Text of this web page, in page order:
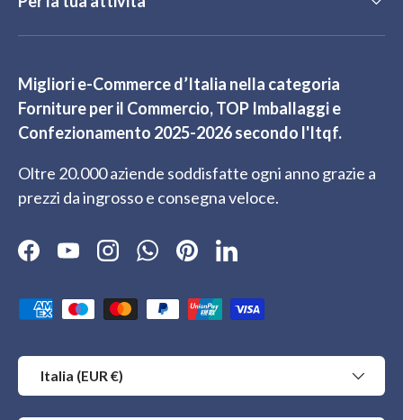
Migliori e-Commerce d’Italia nella categoria
Forniture per il Commercio, TOP Imballaggi e
Confezionamento 2025-2026 secondo l'Itqf.
Oltre 20.000 aziende soddisfatte ogni anno grazie a
prezzi da ingrosso e consegna veloce.
Facebook
YouTubeInstagramWhatsApp
PinterestLinkedIn
Metodi di pagamento accettati
Paese/Regione
Italia (EUR €)